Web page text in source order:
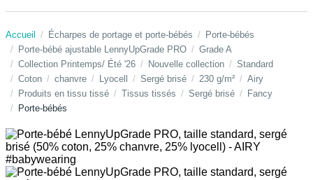
Accueil Écharpes de portage et porte-bébés
Porte-bébés
Porte-bébé ajustable LennyUpGrade PRO
Grade A
Collection Printemps/ Été '26
Nouvelle collection
Standard
Coton
chanvre Lyocell Sergé brisé 230 g/m²
Airy
Produits en tissu tissé
Tissus tissés Sergé brisé
Fancy
Porte-bébés